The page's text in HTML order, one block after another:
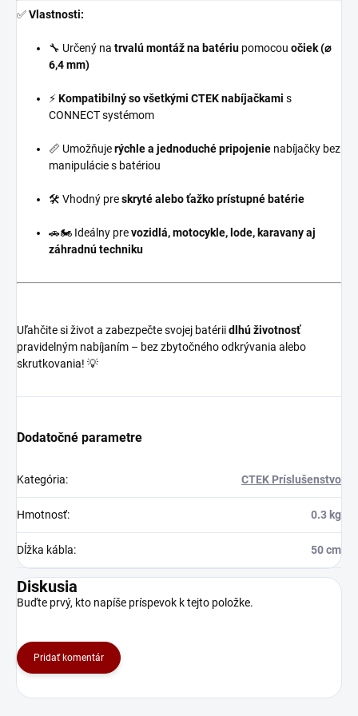
✅Vlastnosti:
🔧 Určený na trvalú montáž na batériu pomocou očiek (⌀
6,4 mm)
⚡Kompatibilný so všetkými CTEK nabíjačkami s
CONNECT systémom
📏 Umožňujerýchle a jednoduché pripojenie nabíjačky bez
manipulácie s batériou
🛠️ Vhodný preskryté alebo ťažko prístupné batérie
🚗🏍️ Ideálny prevozidlá, motocykle, lode, karavany aj
záhradnú techniku
Uľahčite si život a zabezpečte svojej batériidlhú životnosť
pravidelným nabíjaním – bez zbytočného odkrývania alebo
skrutkovania! 💡
Dodatočné parametre
Kategória: CTEK Príslušenstvo
Hmotnosť: 0.3 kg
Dĺžka kábla: 50 cm
Diskusia
Buďte prvý, kto napíše príspevok k tejto položke.
Pridať komentár